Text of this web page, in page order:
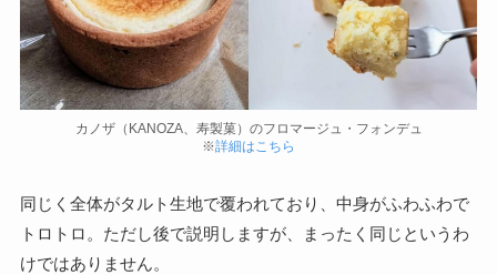
カノザ（KANOZA、寿製菓）のフロマージュ・フォンデュ
※詳細はこちら
同じく全体がタルト生地で覆われており、中身がふわふわで
トロトロ。ただし後で説明しますが、まったく同じというわ
けではありません。